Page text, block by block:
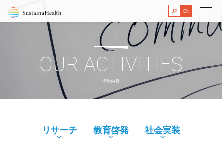
JP EN
OUR ACTIVITIES
活動内容
リサーチ 教育啓発 社会実装